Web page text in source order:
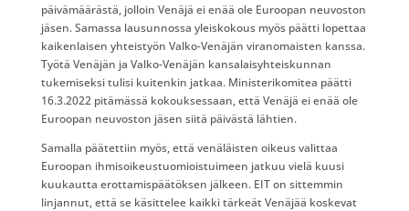
päivämäärästä, jolloin Venäjä ei enää ole Euroopan neuvoston
jäsen. Samassa lausunnossa yleiskokous myös päätti lopettaa
kaikenlaisen yhteistyön Valko-Venäjän viranomaisten kanssa.
Työtä Venäjän ja Valko-Venäjän kansalaisyhteiskunnan
tukemiseksi tulisi kuitenkin jatkaa. Ministerikomitea päätti
16.3.2022 pitämässä kokouksessaan, että Venäjä ei enää ole
Euroopan neuvoston jäsen siitä päivästä lähtien.
Samalla päätettiin myös, että venäläisten oikeus valittaa
Euroopan ihmisoikeustuomioistuimeen jatkuu vielä kuusi
kuukautta erottamispäätöksen jälkeen. EIT on sittemmin
linjannut, että se käsittelee kaikki tärkeät Venäjää koskevat